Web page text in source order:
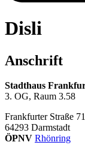
Disli
Anschrift
Stadthaus
3. OG, Raum 3.58
Frankfurter Straße 71
64293 Darmstadt
ÖPNV Rhönring